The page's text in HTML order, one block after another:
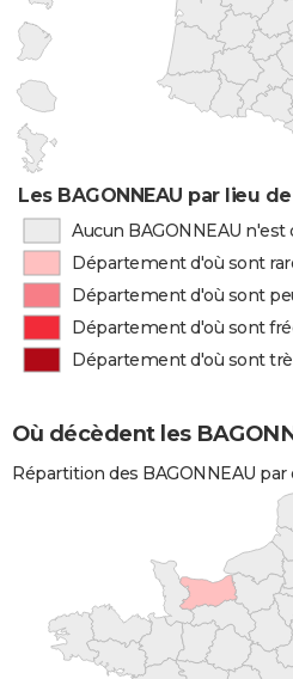
Les BAGONNEAU par lieu
Aucun BAGONNEAU
Département d'où sont
Département d'où sont
Département d'où sont
Département d'où sont
Où décèdent les
Répartition des BAGONNEAU